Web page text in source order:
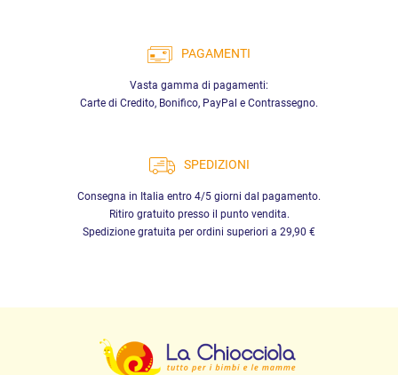
PAGAMENTI
Vasta gamma di pagamenti:
Carte di Credito, Bonifico, PayPal e Contrassegno.
SPEDIZIONI
Consegna in Italia entro 4/5 giorni dal pagamento.
Ritiro gratuito presso il punto vendita.
Spedizione gratuita per ordini superiori a 29,90 €